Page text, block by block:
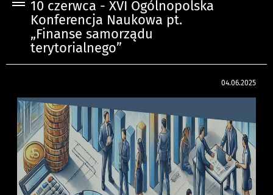
10 czerwca - XVI Ogólnopolska
Konferencja Naukowa pt.
„Finanse samorządu
terytorialnego”
04.06.2025